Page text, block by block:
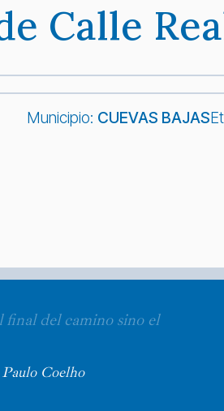
Calle
Municipio: CUEVAS BAJAS
final del camino sino el
Paulo Coelho